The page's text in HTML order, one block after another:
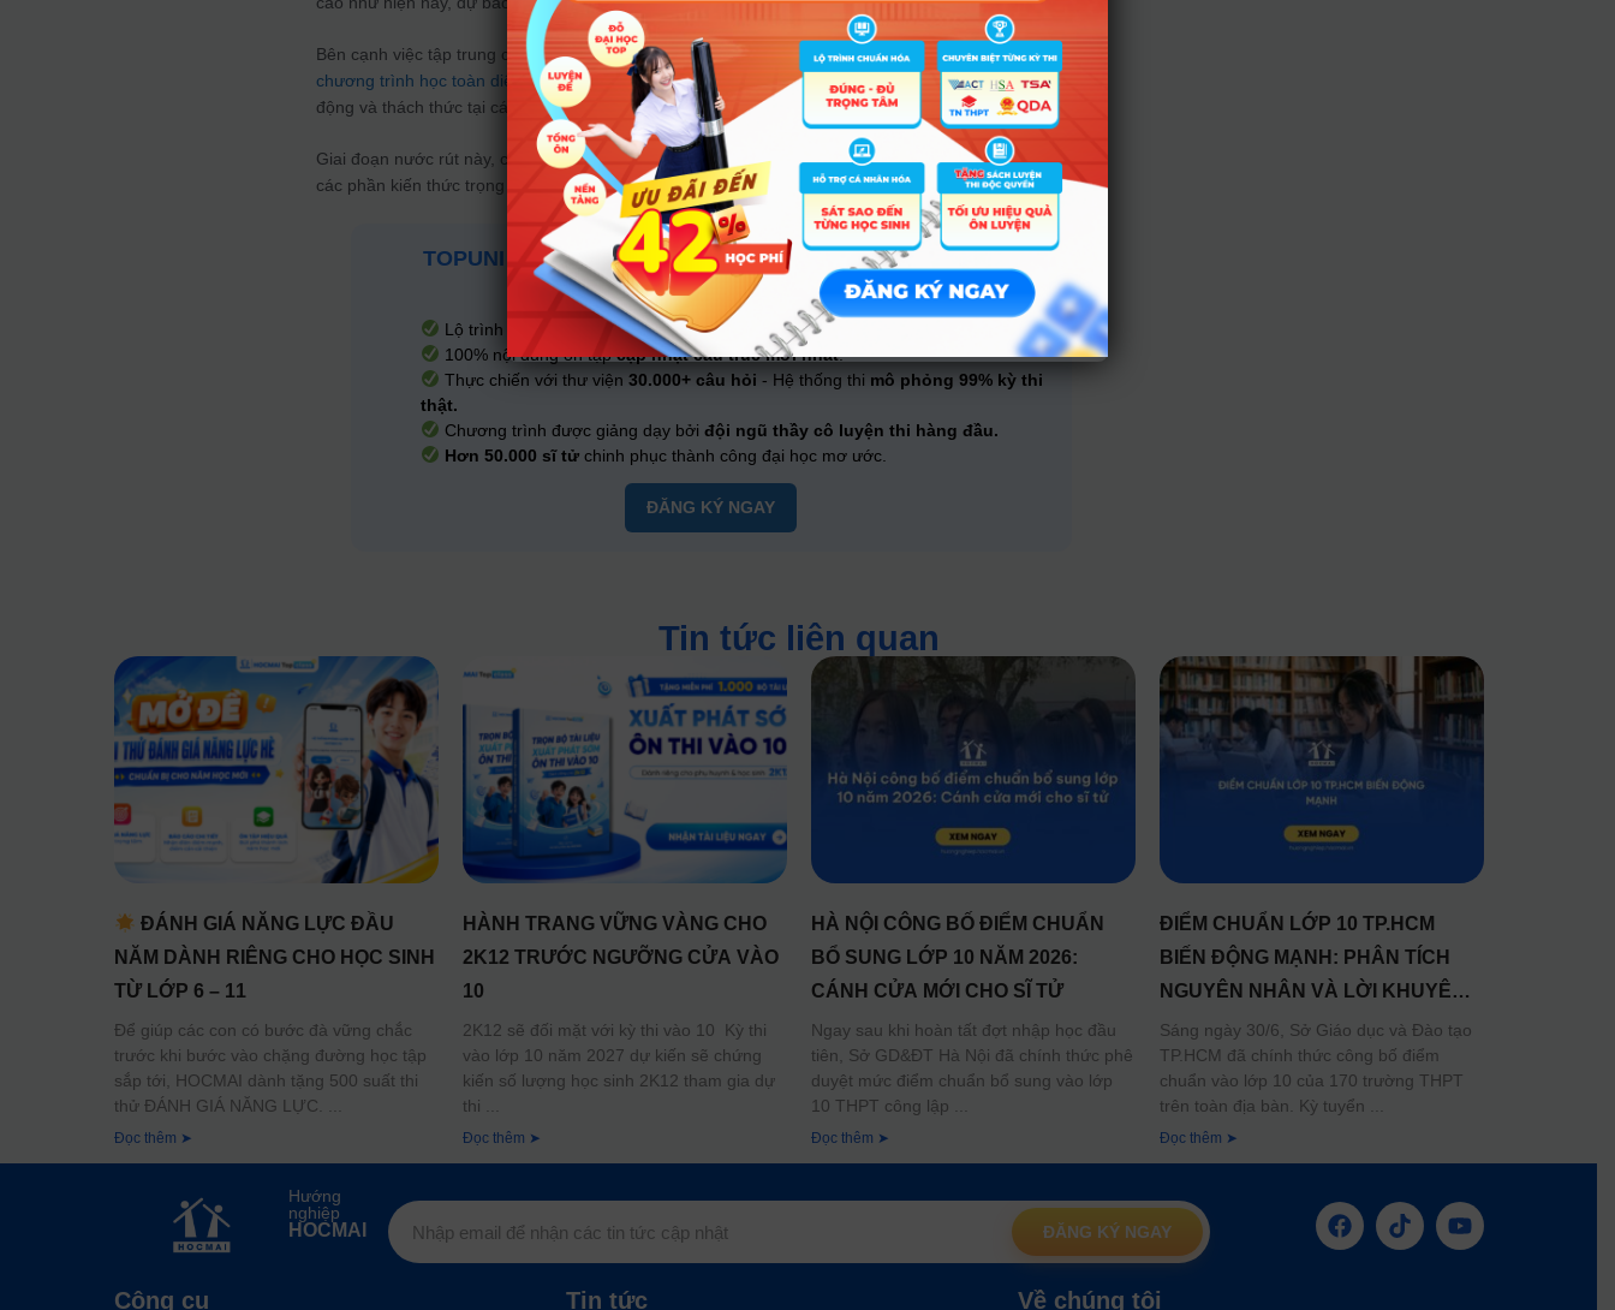
Bên cạnh việc tập trung cho kỳ thi chuyển cấp, phụ huynh và học sinh cũng nên bắt đầu tìm hiểu về
chương trình học toàn diện cấp THPT
để có sự chuẩn bị tốt nhất cho môi trường học tập mới đầy năng
động và thách thức tại các trường chuyên.
Giai đoạn nước rút này, các sĩ tử cần giữ vững tâm lý, phân bổ thời gian làm đề hợp lý và chú trọng vào
các phần kiến thức trọng tâm. Chúc các em tự tin và đạt kết quả cao nhất trong kỳ thi sắp tới!
TOPUNI - GIẢI PHÁP TOÀN DIỆN CAM KẾT ĐỖ ĐẠI HỌC
Ôn chuẩn - Luyện sâu - Bứt phá dẫn đầu
Lộ trình học tập
toàn diện - tối ưucho từng kỳ thi.
100% nội dung ôn tậpcập nhật cấu trúc mới nhất.
Thực chiến với thư viện 30.000+ câu hỏi - Hệ thống thi mô phỏng 99% kỳ thi
thật.
Chương trình được giảng dạy bởi đội ngũ thầy cô luyện thi hàng đầu.
Hơn 50.000 sĩ tửchinh phục thành công đại học mơ ước.
ĐĂNG KÝ NGAY
Tin tức liên quan
ĐÁNH GIÁ NĂNG LỰC ĐẦU
NĂM DÀNH RIÊNG CHO HỌC SINH
TỪ LỚP 6 – 11
Để giúp các con có bước đà vững chắc
trước khi bước vào chặng đường học tập
sắp tới, HOCMAI dành tặng 500 suất thi
thử ĐÁNH GIÁ NĂNG LỰC.
Đọc thêm ➤
HÀNH TRANG VỮNG VÀNG CHO
2K12 TRƯỚC NGƯỠNG CỬA VÀO
10
2K12 sẽ đối mặt với kỳ thi vào 10 Kỳ thi
vào lớp 10 năm 2027 dự kiến sẽ chứng
kiến số lượng học sinh 2K12 tham gia dự
thi
Đọc thêm ➤
HÀ NỘI CÔNG BỐ ĐIỂM CHUẨN
BỔ SUNG LỚP 10 NĂM 2026:
CÁNH CỬA MỚI CHO SĨ TỬ
Ngay sau khi hoàn tất đợt nhập học đầu
tiên, Sở GD&ĐT Hà Nội đã chính thức phê
duyệt mức điểm chuẩn bổ sung vào lớp
10 THPT công lập
Đọc thêm ➤
ĐIỂM CHUẨN LỚP 10 TP.HCM
BIẾN ĐỘNG MẠNH: PHÂN TÍCH
NGUYÊN NHÂN VÀ LỜI KHUYÊN
CHO TÂN HỌC SINH
Sáng ngày 30/6, Sở Giáo dục và Đào tạo
TP.HCM đã chính thức công bố điểm
chuẩn vào lớp 10 của 170 trường THPT
trên toàn địa bàn. Kỳ tuyển
Đọc thêm ➤
Hướng
nghiệp
HOCMAI ĐĂNG KÝ NGAY
Công cụ Tin tức Về chúng tôi